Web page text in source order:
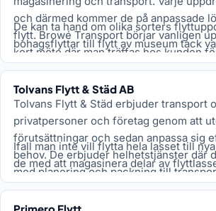
och därmed kommer de på anpassade
flytt. Browé Transport börjar vanligen
kort möte där man träffas hos kunden
önskemål och få fram en exakt prisbild.
De kan ta hand om olika sorters
bohagsflyttar till flytt av museum tack
erfarenhet. De vill att kunden ska känna
alltid i tid samt satsar på sitt trevliga
allmänt en prisvärd flyttfirma.
Tolvans Flytt & Städ AB
Tolvans Flytt & Städ erbjuder transport
privatpersoner och företag genom att
förutsättningar och sedan anpassa sig
behov. De erbjuder helhetstjänster där
med planering och packning till
att komma till rätta i nya bostaden.
Ifall man inte vill flytta hela lasset till
de med att magasinera delar av
erbjuder även flyttstädning. De har rätt